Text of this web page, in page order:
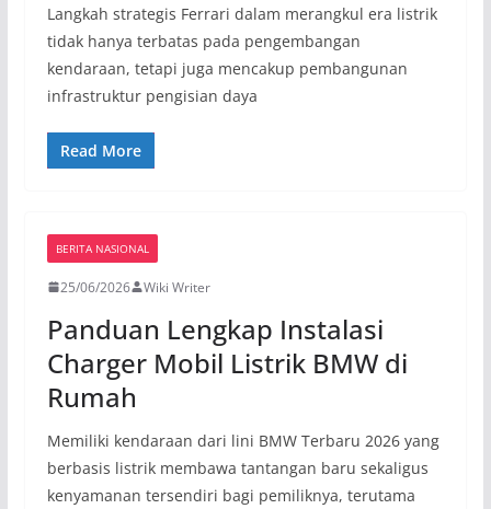
Langkah strategis Ferrari dalam merangkul era listrik
tidak hanya terbatas pada pengembangan
kendaraan, tetapi juga mencakup pembangunan
infrastruktur pengisian daya
Read More
BERITA NASIONAL
25/06/2026 Wiki Writer
Panduan Lengkap Instalasi
Charger Mobil Listrik BMW di
Rumah
Memiliki kendaraan dari lini BMW Terbaru 2026 yang
berbasis listrik membawa tantangan baru sekaligus
kenyamanan tersendiri bagi pemiliknya, terutama